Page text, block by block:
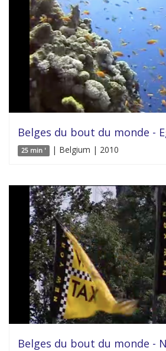
Belges du bout du monde -
25 min ' | Belgium | 2010
Belges du bout du monde -